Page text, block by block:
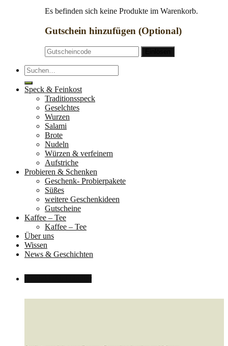
Es befinden sich keine Produkte im Warenkorb.
Gutschein hinzufügen (Optional)
Suche
nach:
Speck & Feinkost
Traditionsspeck
Geselchtes
Wurzen
Salami
Brote
Nudeln
Würzen & verfeinern
Aufstriche
Probieren & Schenken
Geschenk- Probierpakete
Süßes
weitere Geschenkideen
Gutscheine
Kaffee – Tee
Kaffee – Tee
Über uns
Wissen
News & Geschichten